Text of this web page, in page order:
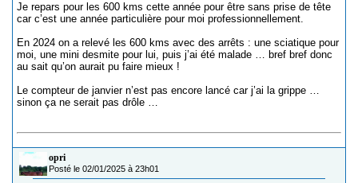
Je repars pour les 600 kms cette année pour être sans prise de tête
car c’est une année particulière pour moi professionnellement.
En 2024 on a relevé les 600 kms avec des arrêts : une sciatique pour
moi, une mini desmite pour lui, puis j’ai été malade … bref bref donc
au sait qu’on aurait pu faire mieux !
Le compteur de janvier n’est pas encore lancé car j’ai la grippe …
sinon ça ne serait pas drôle …
opri
Posté le 02/01/2025 à 23h01